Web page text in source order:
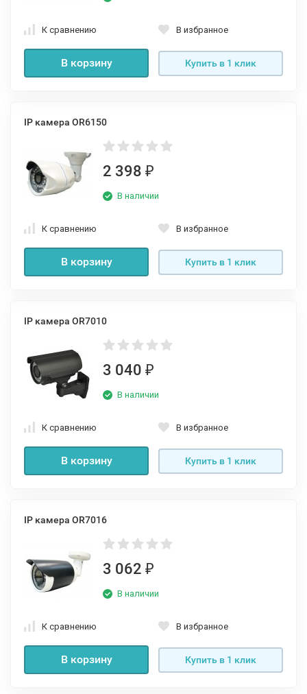
К сравнению В избранное
В корзину Купить в 1 клик
IP камера OR6150
2 398 ₽
В наличии
К сравнению В избранное
В корзину Купить в 1 клик
IP камера OR7010
3 040 ₽
В наличии
К сравнению В избранное
В корзину Купить в 1 клик
IP камера OR7016
3 062 ₽
В наличии
К сравнению В избранное
В корзину Купить в 1 клик